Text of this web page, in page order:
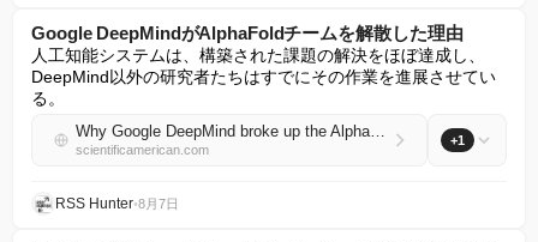
Google DeepMindがAlphaFoldチームを解散した理由
人工知能システムは、構築された課題の解決をほぼ達成し、
DeepMind以外の研究者たちはすでにその作業を進展させてい
る。
Why Google DeepMind broke up the AlphaFold team
scientificamerican.com
+1
RSS Hunter•8月7日